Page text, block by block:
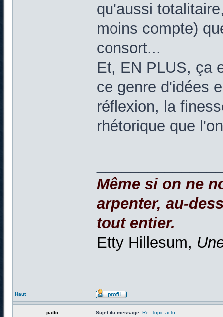
qu'aussi
moins compte)
consort...
Et, EN PLUS, ça
ce genre d'idées
réflexion, la
rhétorique que
Même si on ne
arpenter, au-
tout entier.
Etty Hillesum,
Haut
patto Sujet du message: Re: Topic actu